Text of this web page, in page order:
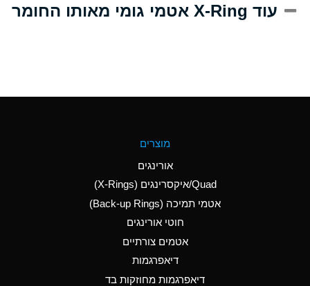
(Aqueous)
Aluminum Nitrate
(Aqueous)
Aluminum Phosphate
עוד X-Ring אטמי גומי מאותו החומר
מוצרים
אורינגים
Quad/איקסרינגים (X-Rings)
אטמי תמיכה (Back-up Rings)
חוטי אורינגים
אטמים צורתיים
דיאפרגמות
דיאפרגמות מחוזקות בד